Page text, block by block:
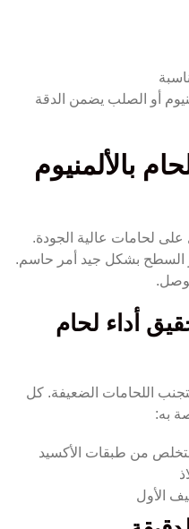
أو الصلب يضمن الدقة
بالألمنيوم
لحامات عالية الجودة.
السطح بشكل جيد أمر حاسم.
أداء لحام
اللحامات الضعيفة. كل
به:
من طبقات الأكسيد
الأول